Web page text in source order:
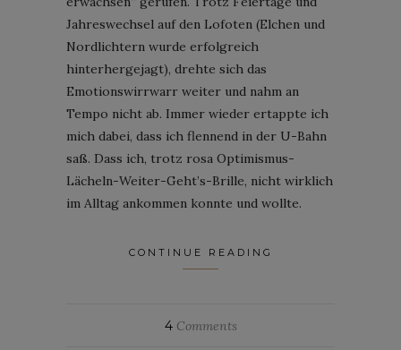
Jahreswechsel auf den Lofoten (Elchen und
Nordlichtern wurde erfolgreich
hinterhergejagt), drehte sich das
Emotionswirrwarr weiter und nahm an
Tempo nicht ab. Immer wieder ertappte ich
mich dabei, dass ich flennend in der U-Bahn
saß. Dass ich, trotz rosa Optimismus-
Lächeln-Weiter-Geht’s-Brille, nicht wirklich
im Alltag ankommen konnte und wollte.
CONTINUE READING
4Comments